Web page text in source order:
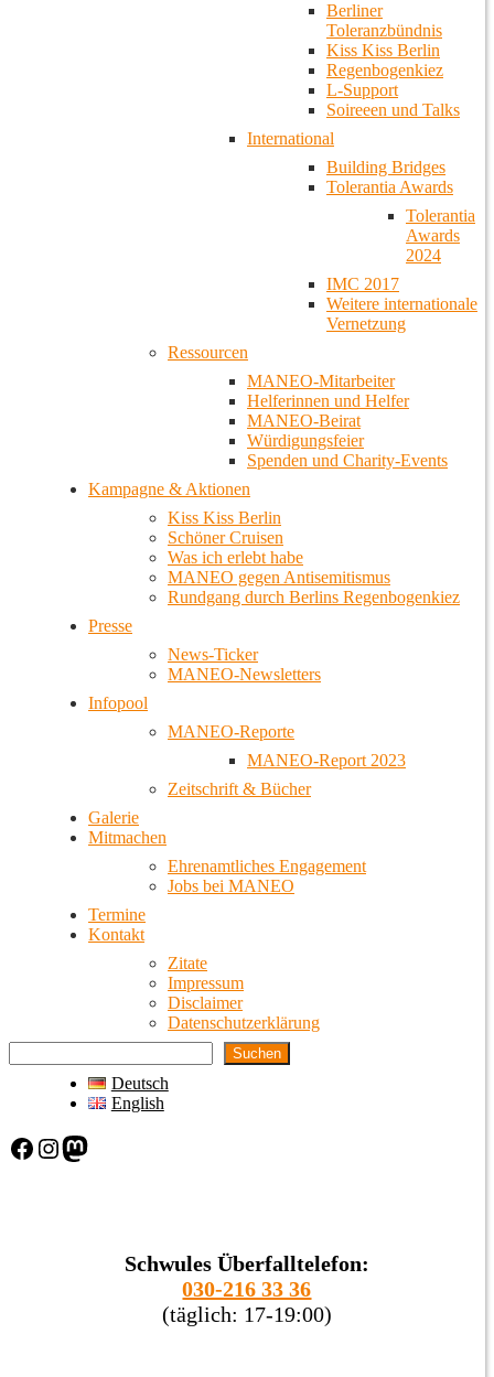
Berliner
Toleranzbündnis
Kiss Kiss Berlin
Regenbogenkiez
L-Support
Soireeen und Talks
International
Building Bridges
Tolerantia Awards
Tolerantia
Awards
2024
IMC 2017
Weitere internationale
Vernetzung
Ressourcen
MANEO-Mitarbeiter
Helferinnen und Helfer
MANEO-Beirat
Würdigungsfeier
Spenden und Charity-Events
Kampagne & Aktionen
Kiss Kiss Berlin
Schöner Cruisen
Was ich erlebt habe
MANEO gegen Antisemitismus
Rundgang durch Berlins Regenbogenkiez
Presse
News-Ticker
MANEO-Newsletters
Infopool
MANEO-Reporte
MANEO-Report 2023
Zeitschrift & Bücher
Galerie
Mitmachen
Ehrenamtliches Engagement
Jobs bei MANEO
Termine
Kontakt
Zitate
Impressum
Disclaimer
Datenschutzerklärung
Suchen
Deutsch
English
Facebook Instagram Mastodon
Schwules Überfalltelefon:
030-216 33 36
(täglich: 17-19:00)